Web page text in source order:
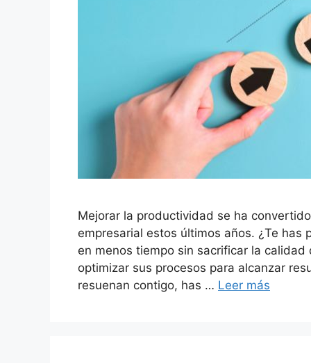
Mejorar la productividad se ha
empresarial estos últimos años. ¿Te has
en menos tiempo sin sacrificar la
optimizar sus procesos para alcanzar
resuenan contigo, has … Leer más